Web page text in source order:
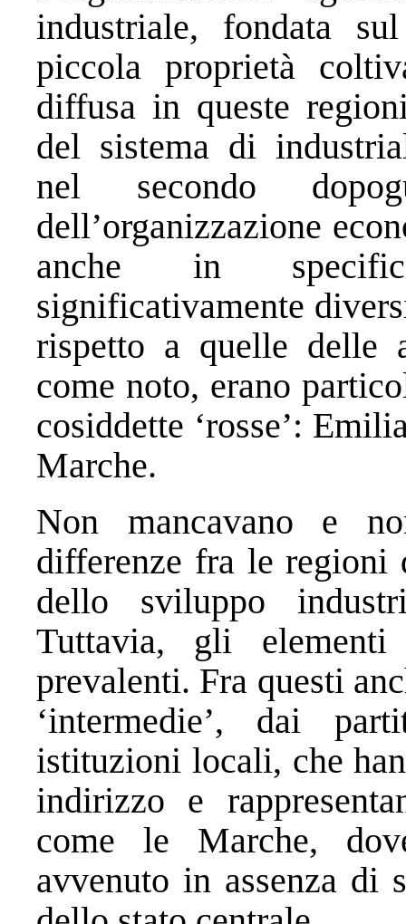
industriale, fondata
piccola proprietà
diffusa in queste
del sistema di
nel secondo
dell’organizzazione
anche in
significativamente
rispetto a quelle delle
come noto, erano
cosiddette ‘rosse’:
Marche.
Non mancavano e
differenze fra le regioni
dello sviluppo
Tuttavia, gli elementi
prevalenti. Fra questi
‘intermedie’, dai
istituzioni locali, che
indirizzo e
come le Marche,
avvenuto in assenza di